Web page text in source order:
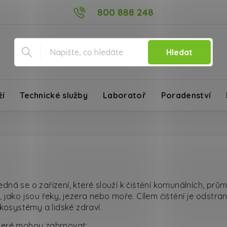
800 888 248
Hledat
Technické služby Laboratoř Poradenství
se o zařízení, které slouží k čištění komunálních,
jsou řeky, jezera nebo moře. Cílem čištění je
a lidské zdraví.